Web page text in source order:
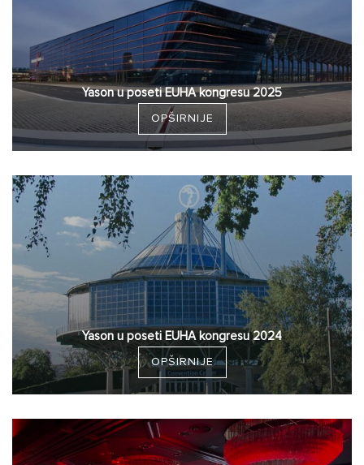
Yason u poseti EUHA kongresu 2025
OPŠIRNIJE
Yason u poseti EUHA kongresu 2024
OPŠIRNIJE